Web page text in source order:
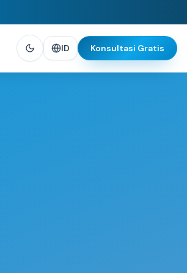
ID Konsultasi Gratis